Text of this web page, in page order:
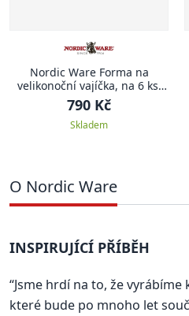
Nordic Ware Forma na
velikonoční vajíčka, na 6 ks,
karamelová
790 Kč
Skladem
O Nordic Ware
INSPIRUJÍCÍ PŘÍBĚH
“Jsme hrdí na to, že
které bude po mnoho let